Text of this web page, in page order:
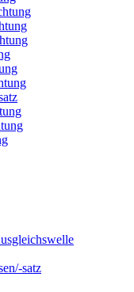
satz